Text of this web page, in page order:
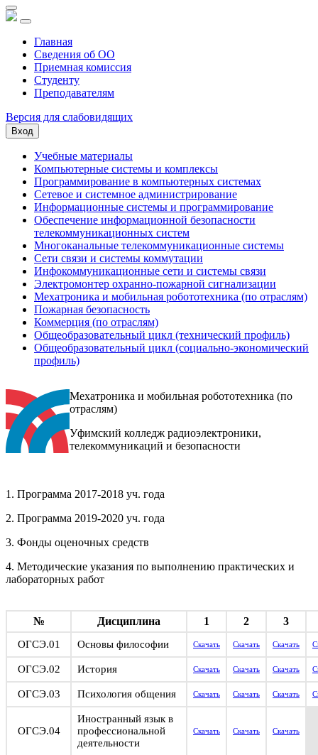
Главная
Сведения об ОО
Приемная комиссия
Студенту
Преподавателям
Версия для слабовидящих
Вход
Учебные материалы
Компьютерные системы и комплексы
Программирование в компьютерных системах
Сетевое и системное администрирование
Информационные системы и программирование
Обеспечение информационной безопасности
телекоммуникационных систем
Многоканальные телекоммуникационные системы
Сети связи и системы коммутации
Инфокоммуникационные сети и системы связи
Электромонтер охранно-пожарной сигнализации
Мехатроника и мобильная робототехника (по отраслям)
Пожарная безопасность
Коммерция (по отраслям)
Общеобразовательный цикл (технический профиль)
Общеобразовательный цикл (социально-экономический
профиль)
Мехатроника и мобильная робототехника (по
отраслям)
Уфимский колледж радиоэлектроники,
телекоммуникаций и безопасности
1. Программа 2017-2018 уч. года
2. Программа 2019-2020 уч. года
3. Фонды оценочных средств
4. Методические указания по выполнению практических и
лабораторных работ
№ Дисциплина 1 2 3
ОГСЭ.01 Основы философии Скачать Скачать Скачать
ОГСЭ.02 История Скачать Скачать Скачать
ОГСЭ.03 Психология общения Скачать Скачать Скачать
ОГСЭ.04
Иностранный язык в
профессиональной
деятельности
Скачать Скачать Скачать